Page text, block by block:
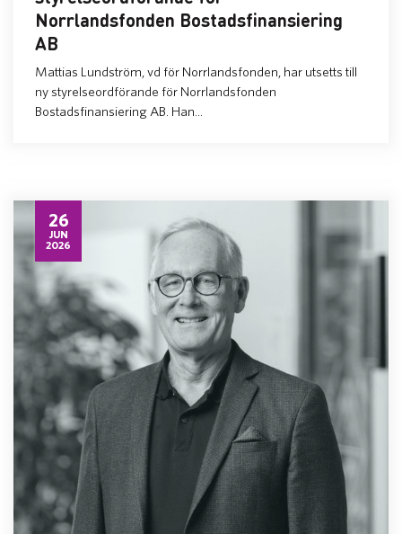
Norrlandsfonden Bostadsfinansiering
AB
Mattias Lundström, vd för Norrlandsfonden, har utsetts till
ny styrelseordförande för Norrlandsfonden
Bostadsfinansiering AB. Han...
26
JUN
2026